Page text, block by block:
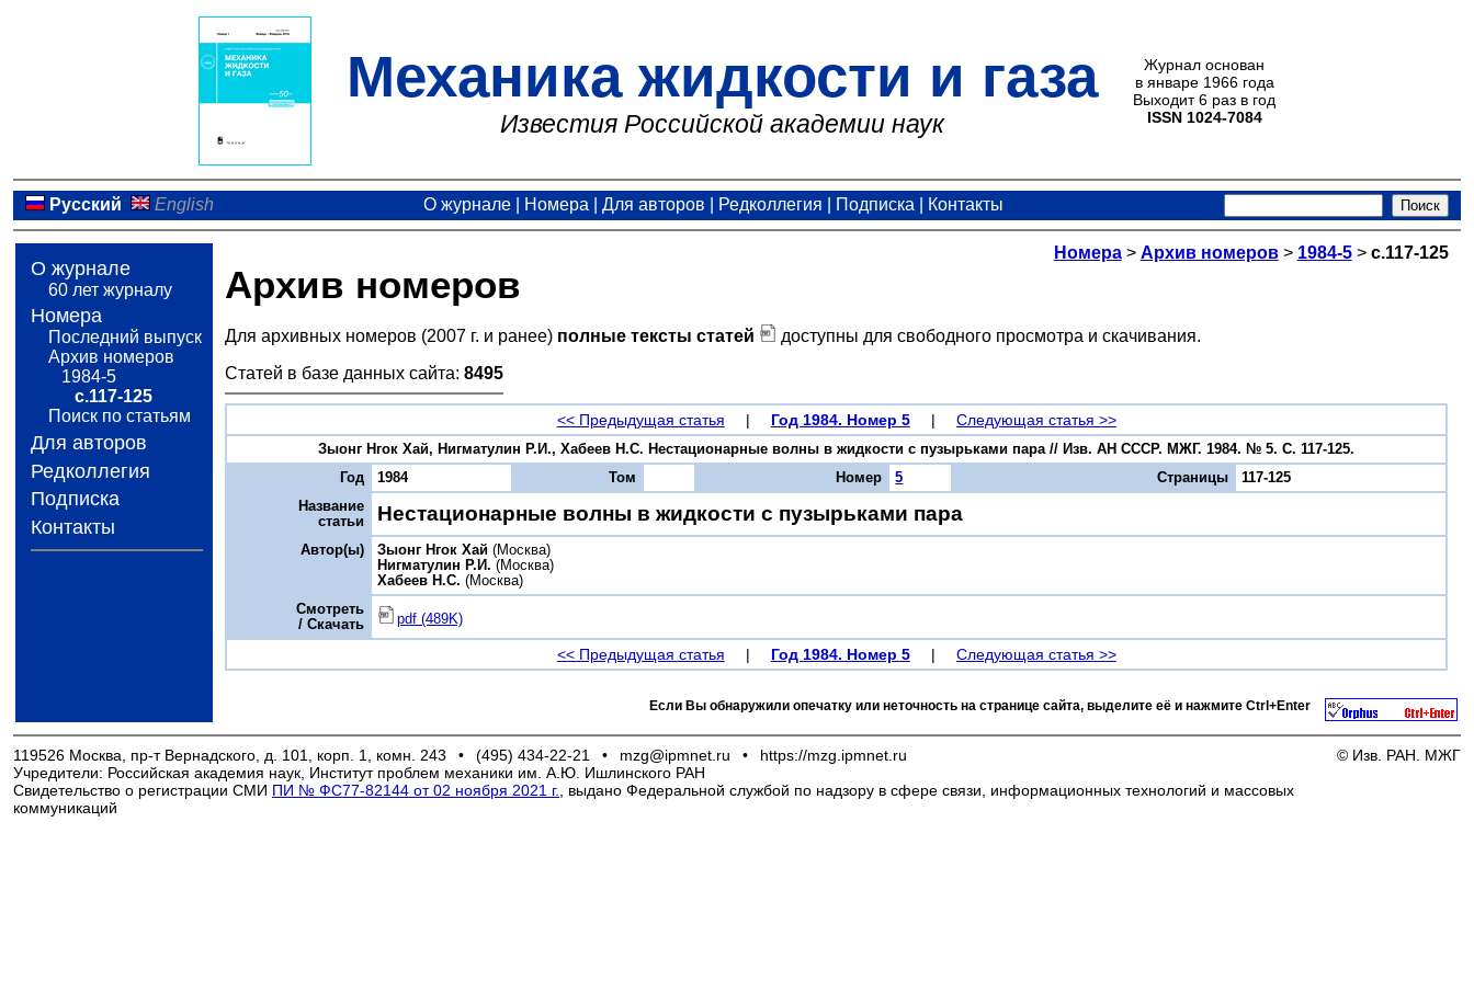
Механика жидкости и газа
Известия Российской академии наук
Журнал основан
в январе 1966 года
Выходит 6 раз в год
ISSN 1024-7084
Русский English О журнале Номера Для авторов Редколлегия Подписка Контакты
О журнале
60 лет журналу
Номера
Последний выпуск
Архив номеров
1984-5
с.117-125
Поиск по статьям
Для авторов
Редколлегия
Подписка
Контакты
Номера> Архив номеров> 1984-5> с.117-125
Архив номеров
Для архивных номеров (2007 г. и ранее) полные тексты статей
доступны для свободного просмотра и скачивания.
Статей в базе данных сайта: 8495
<< Предыдущая статья | Год 1984. Номер 5 | Следующая статья >>
Зыонг Нгок Хай, Нигматулин Р.И., Хабеев Н.С. Нестационарные волны в жидкости с пузырьками пара // Изв. АН СССР. МЖГ. 1984. № 5. С. 117-125.
Год
1984 Том Номер 5 Страницы
117-125
Название
статьи
Нестационарные волны в жидкости с пузырьками пара
Автор(ы) Зыонг Нгок Хай (Москва)
Нигматулин Р.И. (Москва)
Хабеев Н.С. (Москва)
Смотреть
/ Скачать
pdf (489K)
<< Предыдущая статья | Год 1984. Номер 5 | Следующая статья >>
Если Вы обнаружили опечатку или неточность на странице сайта, выделите её и нажмите Ctrl+Enter
119526 Москва, пр-т Вернадского, д. 101, корп. 1, комн. 243 • (495) 434-22-21 • mzg@ipmnet.ru •
https://mzg.ipmnet.ru
Учредители: Российская академия наук, Институт проблем механики им. А.Ю. Ишлинского РАН
Свидетельство о регистрации СМИ ПИ № ФС77-82144 от 02 ноября 2021 г.
, выдано Федеральной службой по надзору в сфере связи, информационных технологий и массовых
коммуникаций
© Изв. РАН. МЖГ